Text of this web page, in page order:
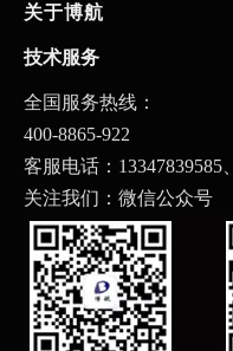
关于博航
技术服务
全国服务热线：
400-8865-922
客服电话：13347839585、
关注我们：微信公众号